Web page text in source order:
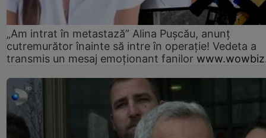
„Am intrat în metastază” Alina Pușcău, anunț
cutremurător înainte să intre în operație! Vedeta a
transmis un mesaj emoționant fanilor